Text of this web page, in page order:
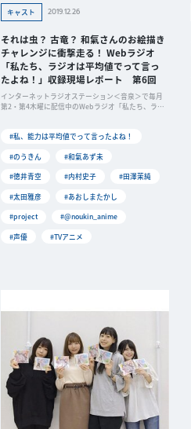
キャスト 2019.12.26
それは虫？ 古竜？ 和氣さんのお絵描き
チャレンジに衝撃走る！ Webラジオ
「私たち、ラジオは平均値でって言っ
たよね！」収録現場レポート 第6回
インターネットラジオステーション＜音泉＞で毎月
第2・第4木曜に配信中のWebラジオ「私たち、ラジ
#私、能力は平均値でって言ったよね！
#のうきん
#和氣あず未
#徳井青空
#内村史子
#田澤茉純
#太田雅彦
#あおしまたかし
#project
#@noukin_anime
#声優
#TVアニメ